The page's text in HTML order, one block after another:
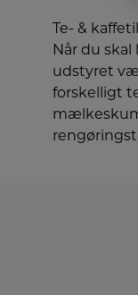
Te- &
Når du skal
udstyret
forskelligt